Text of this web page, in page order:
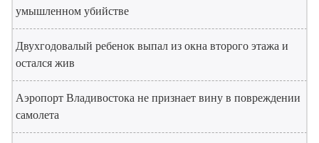
умышленном убийстве
Двухгодовалый ребенок выпал из окна второго этажа и
остался жив
Аэропорт Владивостока не признает вину в повреждении
самолета